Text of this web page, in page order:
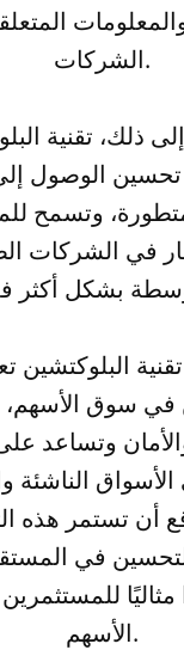
الشركات.
ذلك، تقنية
الوصول
وتسمح
في الشركات
البلوكتشين
في سوق الأسهم،
وتساعد
الناشئة
أن تستمر هذه
في
مثاليًا
الأسهم.